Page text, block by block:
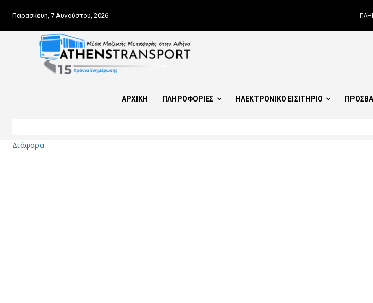
Παρασκευή, 7 Αυγούστου, 2026
ΑΡΧΙΚΗ ΠΛΗΡΟΦΟΡΙΕΣ ΗΛΕΚΤΡΟΝΙΚΟ ΕΙΣΙΤΗΡΙΟ
Διάφορα